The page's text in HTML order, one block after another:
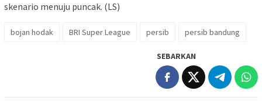
skenario menuju puncak. (LS)
bojan hodak BRI Super League persib persib bandung
SEBARKAN